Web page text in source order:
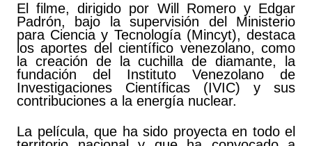
El filme, dirigido por Will Romero y Edgar
Padrón, bajo la supervisión del Ministerio
para Ciencia y Tecnología (Mincyt), destaca
los aportes del científico venezolano, como
la creación de la cuchilla de diamante, la
fundación del Instituto Venezolano de
Investigaciones Científicas (IVIC) y sus
contribuciones a la energía nuclear.
La película, que ha sido proyecta en todo el